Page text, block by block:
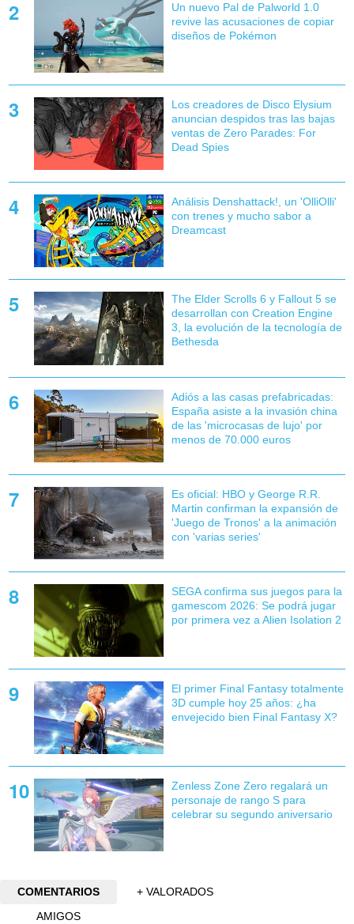
Un nuevo Pal de Palworld 1.0
revive las acusaciones de copiar
diseños de Pokémon
Los creadores de Disco Elysium
anuncian despidos tras las bajas
ventas de Zero Parades: For
Dead Spies
Análisis Denshattack!, un 'OlliOlli'
con trenes y mucho sabor a
Dreamcast
The Elder Scrolls 6 y Fallout 5 se
desarrollan con Creation Engine
3, la evolución de la tecnología de
Bethesda
Adiós a las casas prefabricadas:
España asiste a la invasión china
de las 'microcasas de lujo' por
menos de 70.000 euros
Es oficial: HBO y George R.R.
Martin confirman la expansión de
'Juego de Tronos' a la animación
con 'varias series'
SEGA confirma sus juegos para la
gamescom 2026: Se podrá jugar
por primera vez a Alien Isolation 2
El primer Final Fantasy totalmente
3D cumple hoy 25 años: ¿ha
envejecido bien Final Fantasy X?
Zenless Zone Zero regalará un
personaje de rango S para
celebrar su segundo aniversario
COMENTARIOS
+ VALORADOS
AMIGOS